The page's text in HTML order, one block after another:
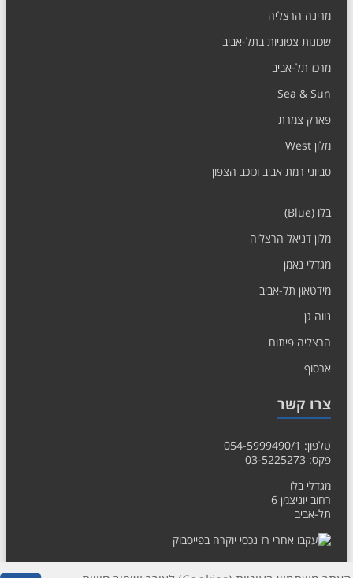
מרינה הרצליה
שכונות צפוניות בתל-אביב
מרכז תל-אביב
Sea & Sun
פארק צמרת
מלון West
סביוני רמת אביב וכוכב הצפון
בלו (Blue)
מלון דניאל הרצליה
מגדלי נאמן
מידטאון תל-אביב
נווה גן
הרצליה פיתוח
ארסוף
צרו קשר
טלפון: 054-5999490/1
פקס: 03-5225273
מגדלי בלו
רחוב יוניצמן 6
תל-אביב